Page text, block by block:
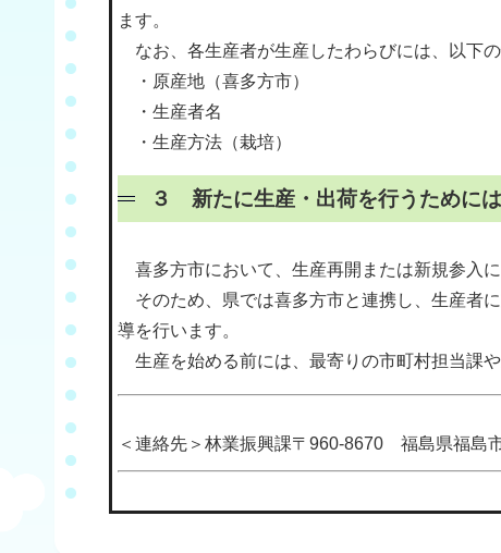
ます。
なお、各生産者が生産したわらびには、以下の
・原産地（喜多方市）
・生産者名
・生産方法（栽培）
３ 新たに生産・出荷を行うために
喜多方市において、生産再開または新規参入
そのため、県では喜多方市と連携し、生産者
導を行います。
生産を始める前には、最寄りの市町村担当課
＜連絡先＞林業振興課〒960-8670 福島県福島